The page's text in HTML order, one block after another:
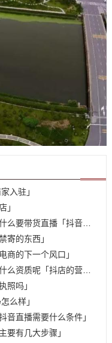
入驻」
」
货直播「抖音产品推广」
寄的东西」
商的下一个风口」
店的营业执照要办什么类型」
照吗」
么样」
音直播需要什么条件」
要有几大步骤」